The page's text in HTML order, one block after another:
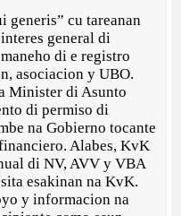
generis” cu tareanan
general di
di e registro
asociacion y UBO.
Minister di Asunto
di permiso di
na Gobierno tocante
Alabes, KvK
di NV, AVV y VBA
esakinan na KvK.
y informacion na